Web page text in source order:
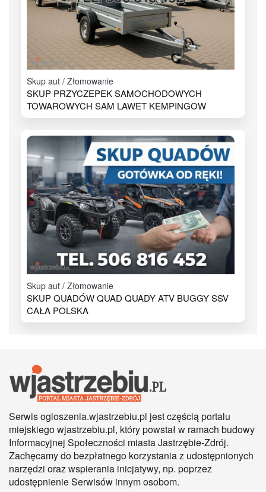
Skup aut / Złomowanie
SKUP PRZYCZEPEK SAMOCHODOWYCH
TOWAROWYCH SAM LAWET KEMPINGOW
Skup aut / Złomowanie
SKUP QUADÓW QUAD QUADY ATV BUGGY SSV
CAŁA POLSKA
Serwis ogloszenia.wjastrzebiu.pl jest częścią portalu
miejskiego wjastrzebiu.pl, który powstał w ramach budowy
Informacyjnej Społeczności miasta Jastrzębie-Zdrój.
Zachęcamy do bezpłatnego korzystania z udostępnionych
narzędzi oraz wspierania inicjatywy, np. poprzez
udostępnienie Serwisów innym osobom.